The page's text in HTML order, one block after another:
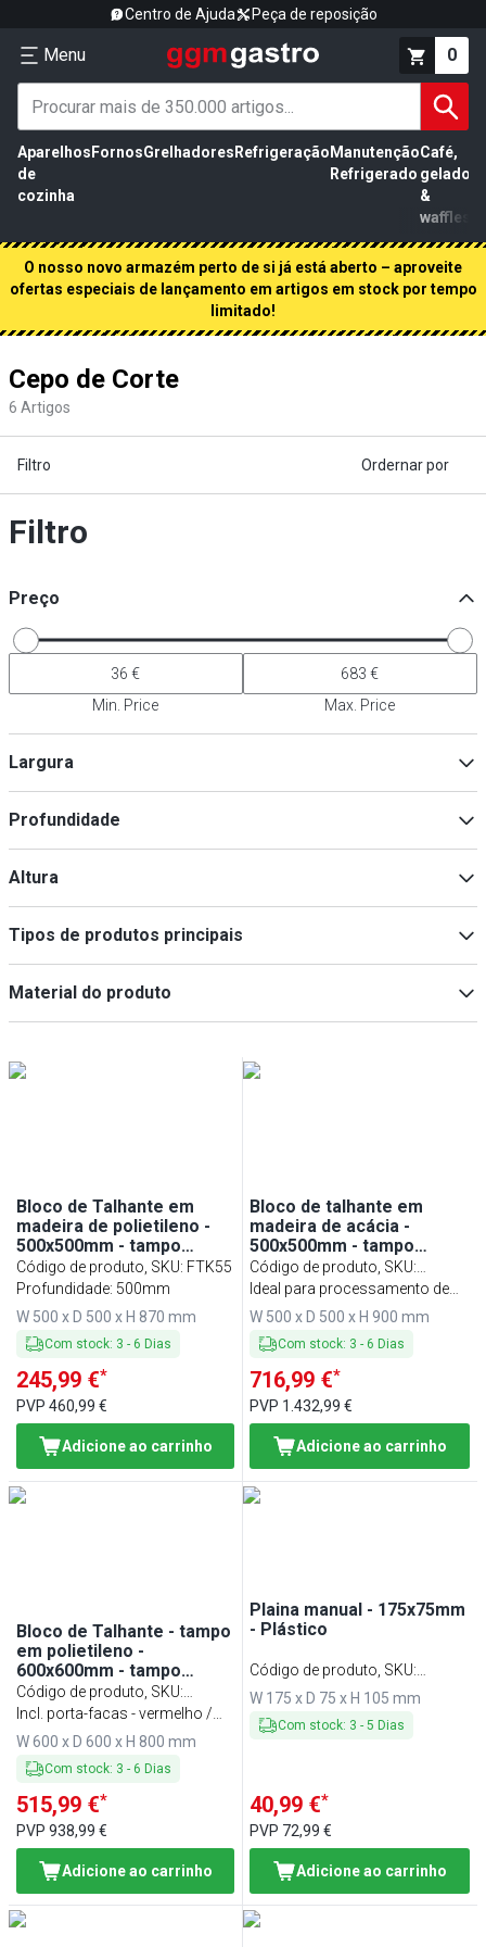
Centro de Ajuda Peça de reposição
Menu 0
Aparelhos
de
cozinha
FornosGrelhadores Refrigeração Manutenção
Refrigerado
Café,
gelados
&
waffles
O nosso novo armazém perto de si já está aberto – aproveite
ofertas especiais de lançamento em artigos em stock por tempo
limitado!
Cepo de Corte
6 Artigos
Filtro Ordernar por
Filtro
Preço
Min. Price Max. Price
Largura
Profundidade
Min
Altura
Tipos de produtos principais
Acessórios para móveis de aço inoxidável
Material do produto
Bloco de Talhante em
madeira de polietileno -
500x500mm - tampo
80mm
Código de produto, SKU: FTK55
Profundidade: 500mm
W 500 x D 500 x H 870 mm
Com stock: 3 - 6 Dias
245,99 €*
PVP 460,99 €
Adicione ao carrinho
Bloco de talhante em
madeira de acácia -
500x500mm - tampo
250mm
Código de produto, SKU:
ATAS55
Ideal para processamento de
carne
W 500 x D 500 x H 900 mm
Com stock: 3 - 6 Dias
716,99 €*
PVP 1.432,99 €
Adicione ao carrinho
Bloco de Talhante - tampo
em polietileno -
600x600mm - tampo
80mm - com suporte para
facas
Código de produto, SKU:
ATL6060
Incl. porta-facas - vermelho /
cinzento
W 600 x D 600 x H 800 mm
Com stock: 3 - 6 Dias
515,99 €*
PVP 938,99 €
Adicione ao carrinho
Plaina manual - 175x75mm
- Plástico
Código de produto, SKU:
HKSL18
W 175 x D 75 x H 105 mm
Com stock: 3 -5 Dias
40,99 €*
PVP 72,99 €
Adicione ao carrinho